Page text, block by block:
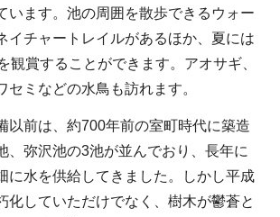
います。池の周囲を散歩できるウォー
イチャートレイルがあるほか、夏には
観賞することができます。アオサギ、
セミなどの水鳥も訪れます。
以前は、約700年前の室町時代に築造
、弥沢池の3池が並んでおり、長年に
に水を供給してきました。しかし平成
化していただけでなく、樹木が鬱蒼と